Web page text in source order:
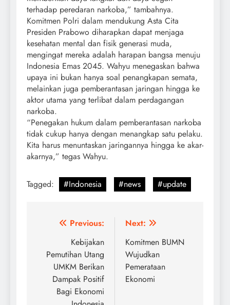
terhadap peredaran narkoba,” tambahnya.
Komitmen Polri dalam mendukung Asta Cita
Presiden Prabowo diharapkan dapat menjaga
kesehatan mental dan fisik generasi muda,
mengingat mereka adalah harapan bangsa menuju
Indonesia Emas 2045. Wahyu menegaskan bahwa
upaya ini bukan hanya soal penangkapan semata,
melainkan juga pemberantasan jaringan hingga ke
aktor utama yang terlibat dalam perdagangan
narkoba.
“Penegakan hukum dalam pemberantasan narkoba
tidak cukup hanya dengan menangkap satu pelaku.
Kita harus menuntaskan jaringannya hingga ke akar-
akarnya,” tegas Wahyu.
Tagged: #Indonesia #news #update
Post
navigation
Previous:
Kebijakan
Pemutihan Utang
UMKM Berikan
Dampak Positif
Bagi Ekonomi
Next:
Komitmen BUMN
Wujudkan
Pemerataan
Ekonomi